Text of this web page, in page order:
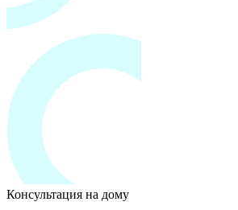
Консультация на дому